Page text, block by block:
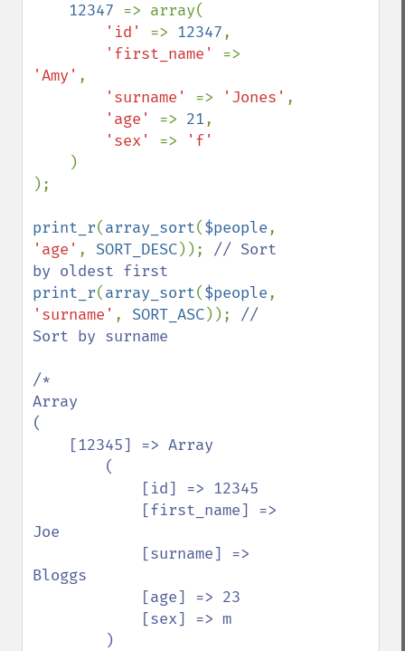
12347 => array(
'id' => 12347,
'first_name'
'Amy' ,
'surname' => 'Jones' ,
'age' => 21,
'sex' =>
'f'
)
);
print_r(array_sort($people
'age' , SORT_DESC)); // Sort
print_r(array_sort($people
'surname' , SORT_ASC)); //
Sort by surname
/*
Array
(
Joe
Bloggs